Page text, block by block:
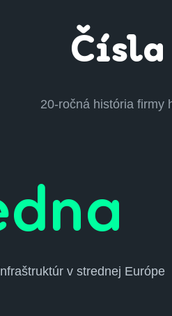
Čísla
20-ročná história firmy
v strednej Európe